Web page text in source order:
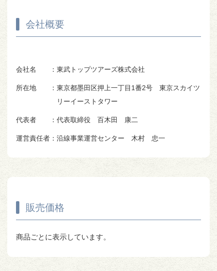
会社概要
会社名 ：東武トップツアーズ株式会社
所在地
：東京都墨田区押上一丁目1番2号 東京スカイツ
リーイーストタワー
代表者 ：代表取締役 百木田 康二
運営責任者 ：沿線事業運営センター 木村 忠一
販売価格
商品ごとに表示しています。